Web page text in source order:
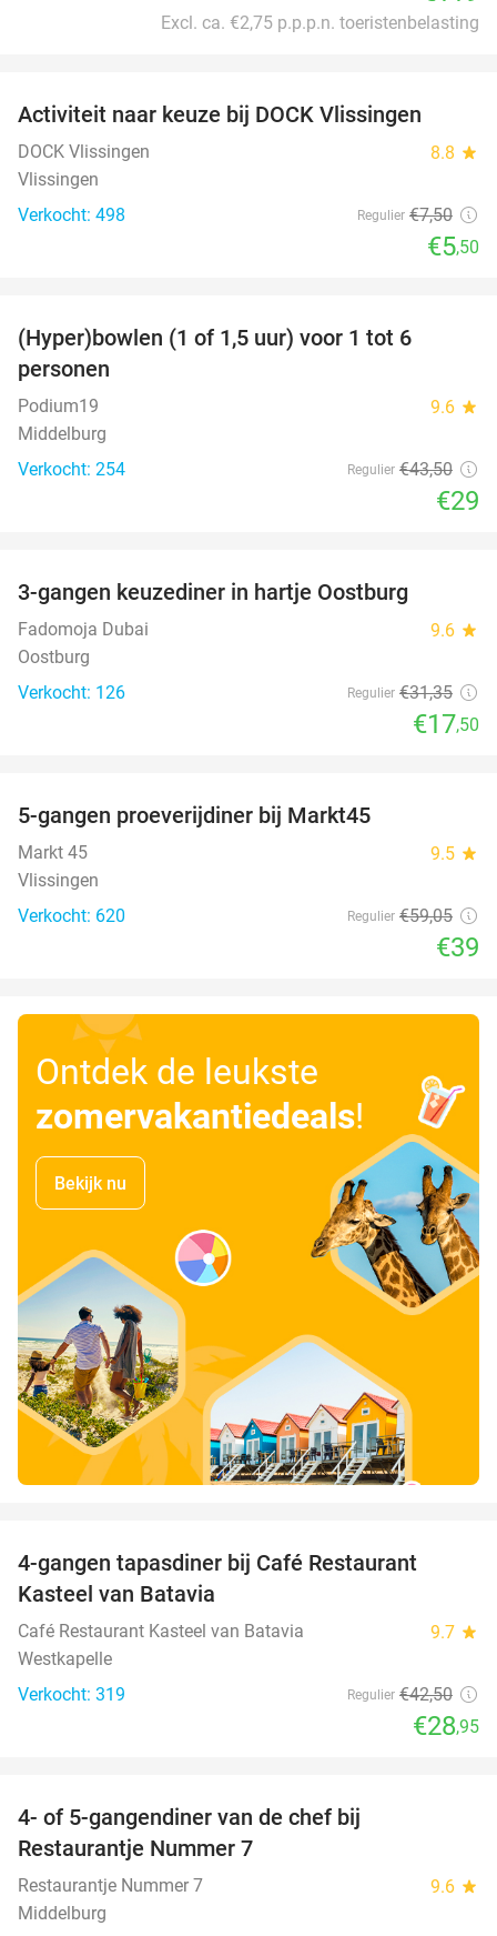
Excl. ca. €2,75 p.p.p.n. toeristenbelasting
Activiteit naar keuze bij DOCK Vlissingen
DOCK Vlissingen 8.8 star
Vlissingen
Verkocht: 498
Regulier €7,50
€5,50
(Hyper)bowlen (1 of 1,5 uur) voor 1 tot 6
personen
Podium19 9.6 star
Middelburg
Verkocht: 254
Regulier €43,50
€29
3-gangen keuzediner in hartje Oostburg
Fadomoja Dubai 9.6 star
Oostburg
Verkocht: 126
Regulier €31,35
€17,50
5-gangen proeverijdiner bij Markt45
Markt 45 9.5 star
Vlissingen
Verkocht: 620
Regulier €59,05
€39
Ontdek de leukste
zomervakantiedeals!
Bekijk nu
4-gangen tapasdiner bij Café Restaurant
Kasteel van Batavia
Café Restaurant Kasteel van Batavia 9.7 star
Westkapelle
Verkocht: 319
Regulier €42,50
€28,95
4- of 5-gangendiner van de chef bij
Restaurantje Nummer 7
Restaurantje Nummer 7 9.6 star
Middelburg